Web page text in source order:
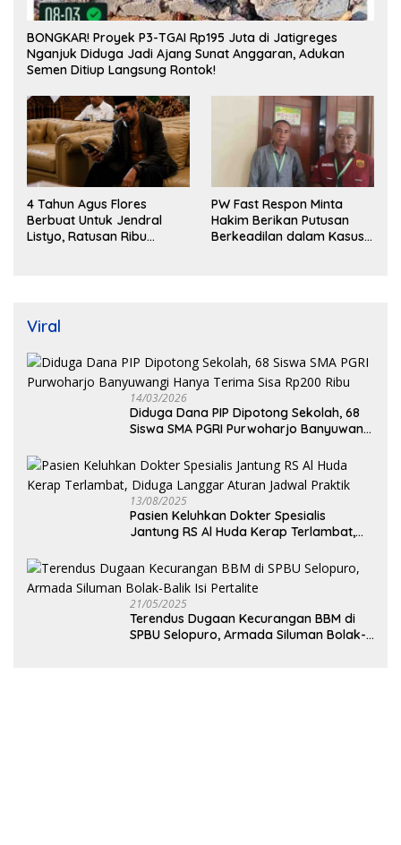
BONGKAR! Proyek P3-TGAI Rp195 Juta di Jatigreges
Nganjuk Diduga Jadi Ajang Sunat Anggaran, Adukan
Semen Ditiup Langsung Rontok!
4 Tahun Agus Flores
Berbuat Untuk Jendral
Listyo, Ratusan Ribu
PW Fast Respon Minta
Hakim Berikan Putusan
Berkeadilan dalam Kasus
Viral
14/03/2026
Diduga Dana PIP Dipotong Sekolah, 68
Siswa SMA PGRI Purwoharjo Banyuwangi
13/08/2025
Pasien Keluhkan Dokter Spesialis
Jantung RS Al Huda Kerap Terlambat,
21/05/2025
Terendus Dugaan Kecurangan BBM di
SPBU Selopuro, Armada Siluman Bolak-